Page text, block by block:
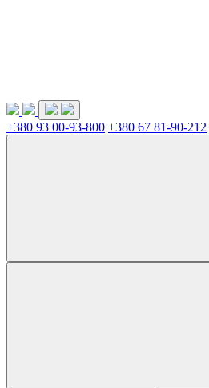
+380 93 00-93-800 +380 67 81-90-212